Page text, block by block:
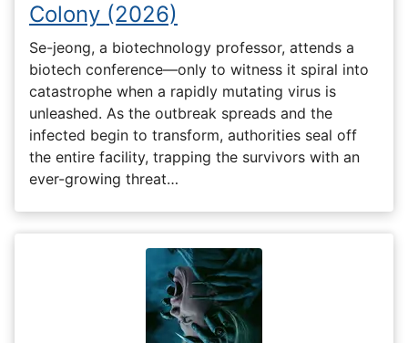
Colony (2026)
Se-jeong, a biotechnology professor, attends a
biotech conference—only to witness it spiral into
catastrophe when a rapidly mutating virus is
unleashed. As the outbreak spreads and the
infected begin to transform, authorities seal off
the entire facility, trapping the survivors with an
ever-growing threat…